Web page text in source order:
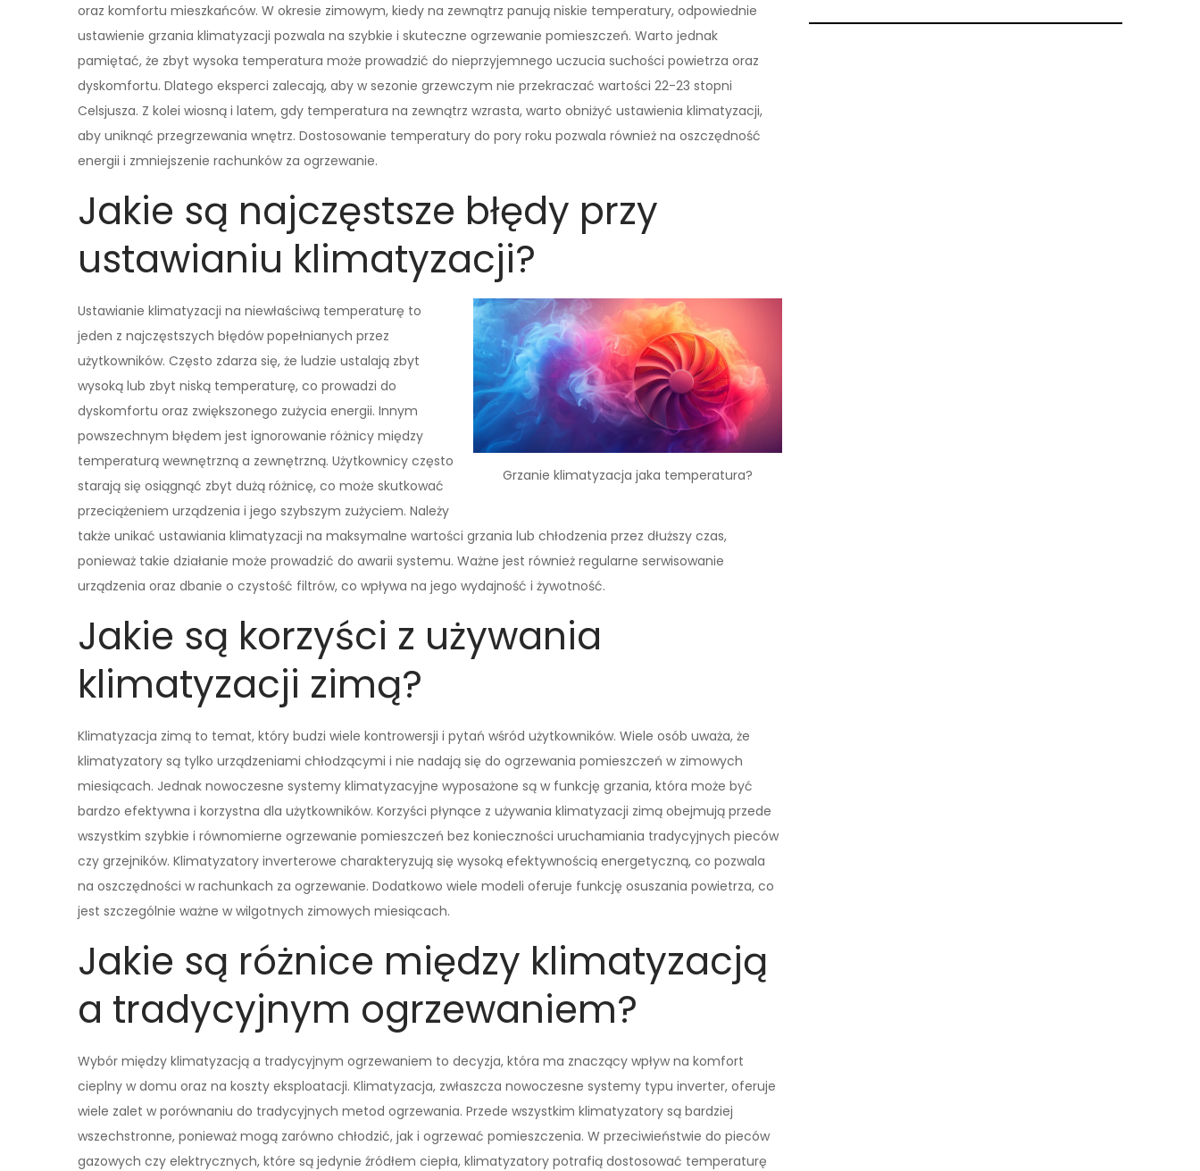
oraz komfortu mieszkańców. W okresie zimowym, kiedy na zewnątrz panują niskie temperatury, odpowiednie
ustawienie grzania klimatyzacji pozwala na szybkie i skuteczne ogrzewanie pomieszczeń. Warto jednak
pamiętać, że zbyt wysoka temperatura może prowadzić do nieprzyjemnego uczucia suchości powietrza oraz
dyskomfortu. Dlatego eksperci zalecają, aby w sezonie grzewczym nie przekraczać wartości 22-23 stopni
Celsjusza. Z kolei wiosną i latem, gdy temperatura na zewnątrz wzrasta, warto obniżyć ustawienia klimatyzacji,
aby uniknąć przegrzewania wnętrz. Dostosowanie temperatury do pory roku pozwala również na oszczędność
energii i zmniejszenie rachunków za ogrzewanie.
Jakie są najczęstsze błędy przy
ustawianiu klimatyzacji?
Grzanie klimatyzacja jaka temperatura?
Ustawianie klimatyzacji na niewłaściwą temperaturę to
jeden z najczęstszych błędów popełnianych przez
użytkowników. Często zdarza się, że ludzie ustalają zbyt
wysoką lub zbyt niską temperaturę, co prowadzi do
dyskomfortu oraz zwiększonego zużycia energii. Innym
powszechnym błędem jest ignorowanie różnicy między
temperaturą wewnętrzną a zewnętrzną. Użytkownicy często
starają się osiągnąć zbyt dużą różnicę, co może skutkować
przeciążeniem urządzenia i jego szybszym zużyciem. Należy
także unikać ustawiania klimatyzacji na maksymalne wartości grzania lub chłodzenia przez dłuższy czas,
ponieważ takie działanie może prowadzić do awarii systemu. Ważne jest również regularne serwisowanie
urządzenia oraz dbanie o czystość filtrów, co wpływa na jego wydajność i żywotność.
Jakie są korzyści z używania
klimatyzacji zimą?
Klimatyzacja zimą to temat, który budzi wiele kontrowersji i pytań wśród użytkowników. Wiele osób uważa, że
klimatyzatory są tylko urządzeniami chłodzącymi i nie nadają się do ogrzewania pomieszczeń w zimowych
miesiącach. Jednak nowoczesne systemy klimatyzacyjne wyposażone są w funkcję grzania, która może być
bardzo efektywna i korzystna dla użytkowników. Korzyści płynące z używania klimatyzacji zimą obejmują przede
wszystkim szybkie i równomierne ogrzewanie pomieszczeń bez konieczności uruchamiania tradycyjnych pieców
czy grzejników. Klimatyzatory inverterowe charakteryzują się wysoką efektywnością energetyczną, co pozwala
na oszczędności w rachunkach za ogrzewanie. Dodatkowo wiele modeli oferuje funkcję osuszania powietrza, co
jest szczególnie ważne w wilgotnych zimowych miesiącach.
Jakie są różnice między klimatyzacją
a tradycyjnym ogrzewaniem?
Wybór między klimatyzacją a tradycyjnym ogrzewaniem to decyzja, która ma znaczący wpływ na komfort
cieplny w domu oraz na koszty eksploatacji. Klimatyzacja, zwłaszcza nowoczesne systemy typu inverter, oferuje
wiele zalet w porównaniu do tradycyjnych metod ogrzewania. Przede wszystkim klimatyzatory są bardziej
wszechstronne, ponieważ mogą zarówno chłodzić, jak i ogrzewać pomieszczenia. W przeciwieństwie do pieców
gazowych czy elektrycznych, które są jedynie źródłem ciepła, klimatyzatory potrafią dostosować temperaturę